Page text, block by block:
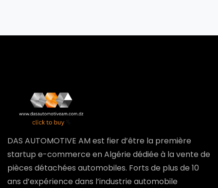
DAS AUTOMOTIVE AM est fier d’être la première
startup e-commerce en Algérie dédiée à la vente de
pièces détachées automobiles. Forts de plus de 10
ans d’expérience dans l’industrie automobile